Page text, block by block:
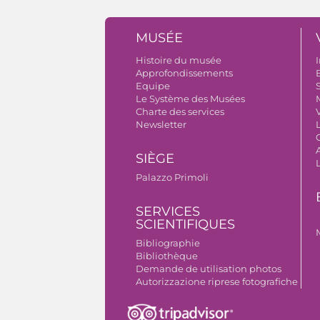
MUSÉE
Histoire du musée
Approfondissements
Equipe
Le Système des Musées
Charte des services
Newsletter
SIÈGE
Palazzo Primoli
SERVICES
SCIENTIFIQUES
Bibliographie
Bibliothèque
Demande de utilisation photos
Autorizzazione riprese fotografiche